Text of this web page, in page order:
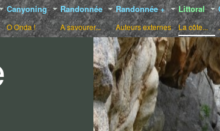
Canyoning
O Onda !
Randonnée
A savourer...
Randonnée +
Auteurs externes
Littoral
La côte...
Choix de styles :